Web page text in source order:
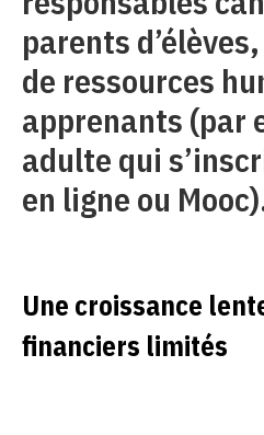
parents
de ressources
apprenants (par
adulte qui
en ligne ou
Une croissance
financiers limités